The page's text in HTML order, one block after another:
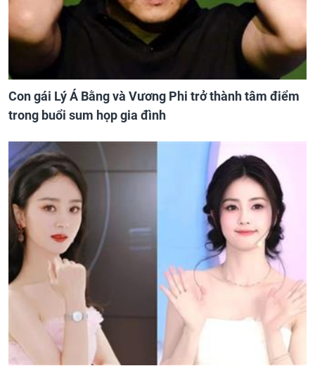
Con gái Lý Á Bằng và Vương Phi trở thành tâm điểm
trong buổi sum họp gia đình